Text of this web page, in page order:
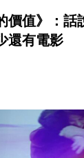
價值》：
還有電影